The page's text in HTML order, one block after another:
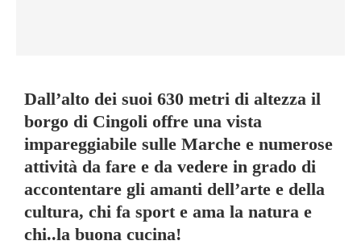
Dall’alto dei suoi 630 metri di altezza il
borgo di Cingoli offre una vista
impareggiabile sulle Marche e numerose
attività da fare e da vedere in grado di
accontentare gli amanti dell’arte e della
cultura, chi fa sport e ama la natura e
chi..la buona cucina!